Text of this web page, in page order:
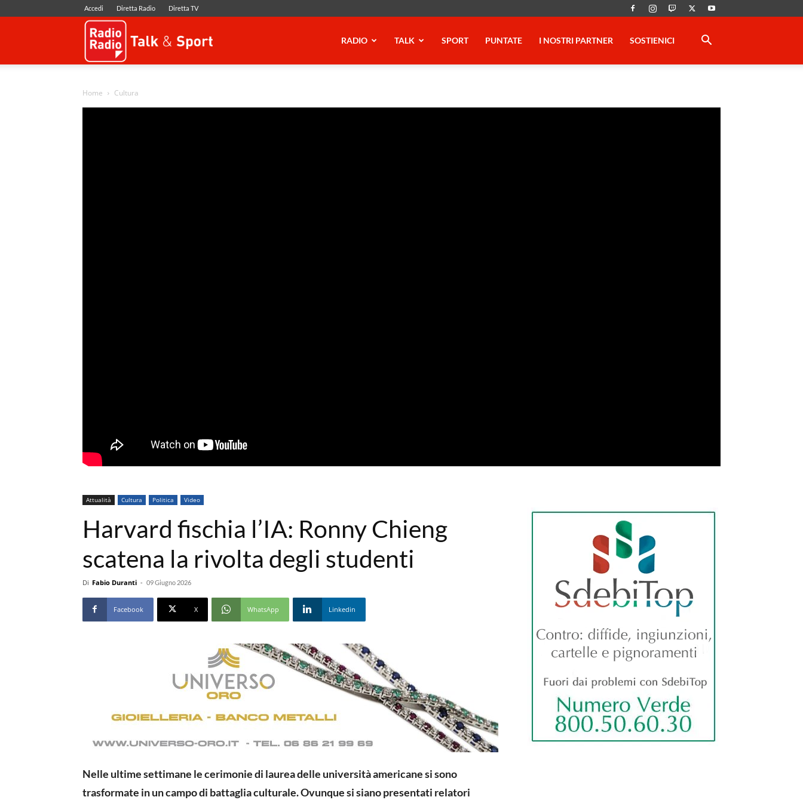
Accedi Diretta Radio Diretta TV
RADIO TALK SPORT PUNTATE I NOSTRI PARTNER SOSTIENICI
Home Cultura
Attualità Cultura Politica Video
Harvard fischia l’IA: Ronny Chieng
scatena la rivolta degli studenti
Di Fabio Duranti - 09 Giugno 2026
Facebook X WhatsApp Linkedin
Nelle ultime settimane le cerimonie di laurea delle università americane si sono
trasformate in un campo di battaglia culturale. Ovunque si siano presentati relatori